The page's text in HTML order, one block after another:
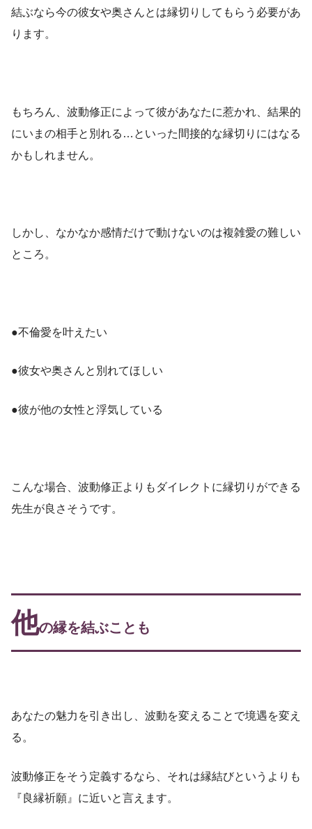
結ぶなら今の彼女や奥さんとは縁切りしてもらう必要があ
ります。
もちろん、波動修正によって彼があなたに惹かれ、結果的
にいまの相手と別れる…といった間接的な縁切りにはなる
かもしれません。
しかし、なかなか感情だけで動けないのは複雑愛の難しい
ところ。
●不倫愛を叶えたい
●彼女や奥さんと別れてほしい
●彼が他の女性と浮気している
こんな場合、波動修正よりもダイレクトに縁切りができる
先生が良さそうです。
他の縁を結ぶことも
あなたの魅力を引き出し、波動を変えることで境遇を変え
る。
波動修正をそう定義するなら、それは縁結びというよりも
『良縁祈願』に近いと言えます。